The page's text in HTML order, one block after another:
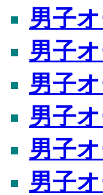
男子
男子
男子
男子
男子
男子